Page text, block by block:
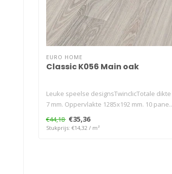
EURO HOME
Classic K056 Main oak
Leuke speelse designsTwinclicTotale dikte
7 mm. Oppervlakte 1285x192 mm. 10 pane..
€44,18 €35,36
Stukprijs: €14,32 / m²